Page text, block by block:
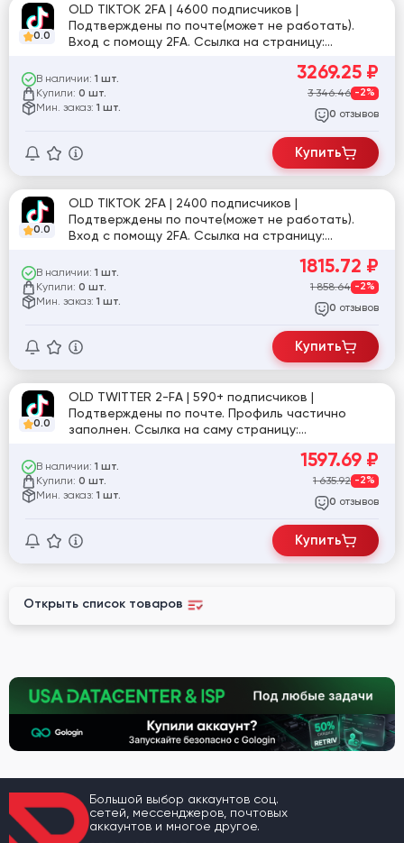
0.0
OLD TIKTOK 2FA | 4600 подписчиков |
Подтверждены по почте(может не работать).
Вход с помощу 2FA. Ссылка на страницу:
В наличии: 1 шт.
Купили: 0 шт.
Мин. заказ: 1 шт.
3269.25 ₽
3 346.46 -2%
0 отзывов
Купить
0.0
OLD TIKTOK 2FA | 2400 подписчиков |
Подтверждены по почте(может не работать).
Вход с помощу 2FA. Ссылка на страницу:
В наличии: 1 шт.
Купили: 0 шт.
Мин. заказ: 1 шт.
1815.72 ₽
1 858.64 -2%
0 отзывов
Купить
0.0
OLD TWITTER 2-FA | 590+ подписчиков |
Подтверждены по почте. Профиль частично
заполнен. Ссылка на саму страницу:
В наличии: 1 шт.
Купили: 0 шт.
Мин. заказ: 1 шт.
1597.69 ₽
1 635.92 -2%
0 отзывов
Купить
Открыть список товаров
Большой выбор аккаунтов соц.
сетей, мессенджеров, почтовых
аккаунтов и многое другое.